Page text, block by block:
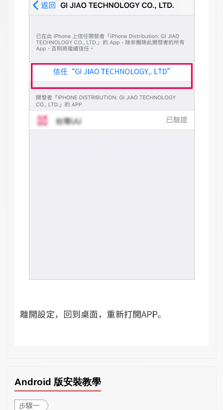
Android 版安裝教學
步驟一